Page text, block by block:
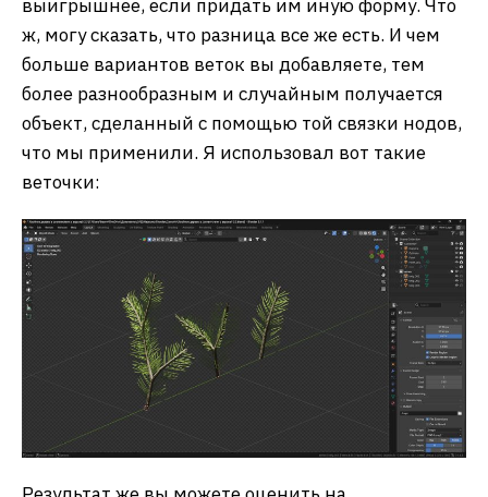
выигрышнее, если придать им иную форму. Что
ж, могу сказать, что разница все же есть. И чем
больше вариантов веток вы добавляете, тем
более разнообразным и случайным получается
объект, сделанный с помощью той связки нодов,
что мы применили. Я использовал вот такие
веточки: